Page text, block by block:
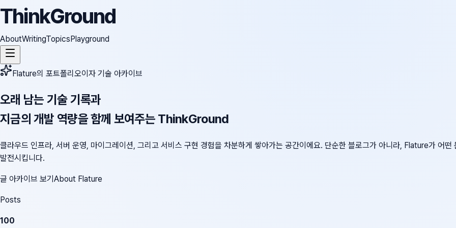
ThinkGround
AboutWritingTopicsPlayground
Flature의 포트폴리오이자 기술 아카이브
오래 남는 기술 기록과
지금의 개발 역량을 함께 보여주는 ThinkGround
클라우드 인프라, 서버 운영, 마이그레이션, 그리고 서비스 구현 경험을 차분하게 쌓아가는 공간이에요. 단순한 블로그가 아니라, Flature가 어
발전시킵니다.
글 아카이브 보기About Flature
Posts
100